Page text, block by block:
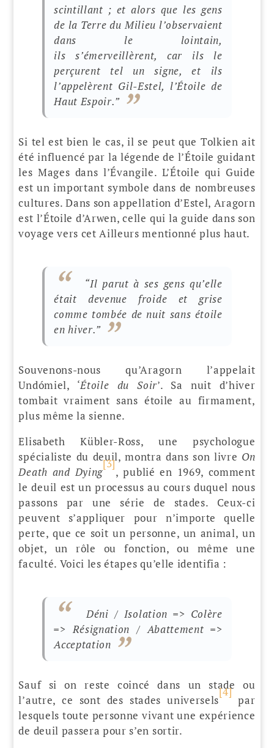
scintillant ; et alors que les gens
de la Terre du Milieu l’observaient
dans le lointain,
ils s’émerveillèrent, car ils le
perçurent tel un signe, et ils
l’appelèrent Gil-Estel, l’Étoile de
Haut Espoir.”
Si tel est bien le cas, il se peut que Tolkien ait
été influencé par la légende de l’Étoile guidant
les Mages dans l’Évangile. L’Étoile qui Guide
est un important symbole dans de nombreuses
cultures. Dans son appellation d’Estel, Aragorn
est l’Étoile d’Arwen, celle qui la guide dans son
voyage vers cet Ailleurs mentionné plus haut.
“Il parut à ses gens qu’elle
était devenue froide et grise
comme tombée de nuit sans étoile
en hiver.”
Souvenons-nous qu’Aragorn l’appelait
Undómiel, ‘Étoile du Soir’. Sa nuit d’hiver
tombait vraiment sans étoile au firmament,
plus même la sienne.
Elisabeth Kübler-Ross, une psychologue
spécialiste du deuil, montra dans son livre On
Death and Dying
[3]
, publié en 1969, comment
le deuil est un processus au cours duquel nous
passons par une série de stades. Ceux-ci
peuvent s’appliquer pour n’importe quelle
perte, que ce soit un personne, un animal, un
objet, un rôle ou fonction, ou même une
faculté. Voici les étapes qu’elle identifia :
Déni / Isolation => Colère
=> Résignation / Abattement =>
Acceptation
Sauf si on reste coincé dans un stade ou
l’autre, ce sont des stades universels
[4]
par
lesquels toute personne vivant une expérience
de deuil passera pour s’en sortir.